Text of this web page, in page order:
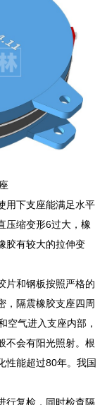
用下支座能满足水平
压缩变形6过大，橡
胶有较大的拉伸变
片和钢板按照严格的
，隔震橡胶支座四周
空气进入支座内部，
不会有阳光照射。根
性能超过80年。我国
行复检，同时检查隔